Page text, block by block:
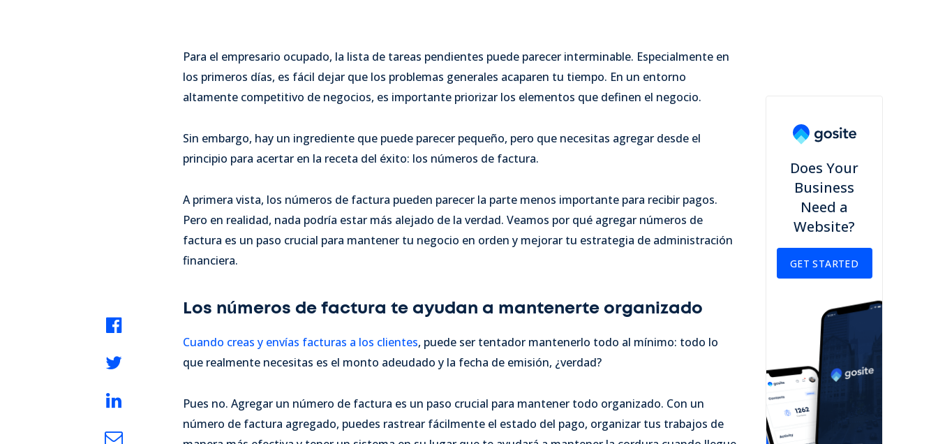
Para el empresario ocupado, la lista de tareas pendientes puede parecer interminable. Especialmente en
los primeros días, es fácil dejar que los problemas generales acaparen tu tiempo. En un entorno
altamente competitivo de negocios, es importante priorizar los elementos que definen el negocio.
Sin embargo, hay un ingrediente que puede parecer pequeño, pero que necesitas agregar desde el
principio para acertar en la receta del éxito: los números de factura.
A primera vista, los números de factura pueden parecer la parte menos importante para recibir pagos.
Pero en realidad, nada podría estar más alejado de la verdad. Veamos por qué agregar números de
factura es un paso crucial para mantener tu negocio en orden y mejorar tu estrategia de administración
financiera.
Los números de factura te ayudan a mantenerte organizado
Cuando creas y envías facturas a los clientes, puede ser tentador mantenerlo todo al mínimo: todo lo
que realmente necesitas es el monto adeudado y la fecha de emisión, ¿verdad?
Pues no. Agregar un número de factura es un paso crucial para mantener todo organizado. Con un
número de factura agregado, puedes rastrear fácilmente el estado del pago, organizar tus trabajos de
Does Your
Business
Need a
Website?
GET STARTED